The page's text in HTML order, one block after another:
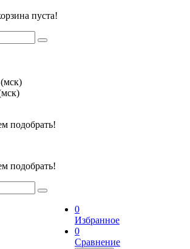
пуста!
подобрать!
подобрать!
0
Избранное
0
Сравнение